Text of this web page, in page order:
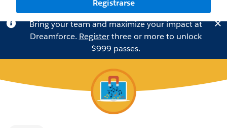
Registrarse
Bring your team and maximize your impact at
Dreamforce. Registerthree or more to unlock
$999 passes.